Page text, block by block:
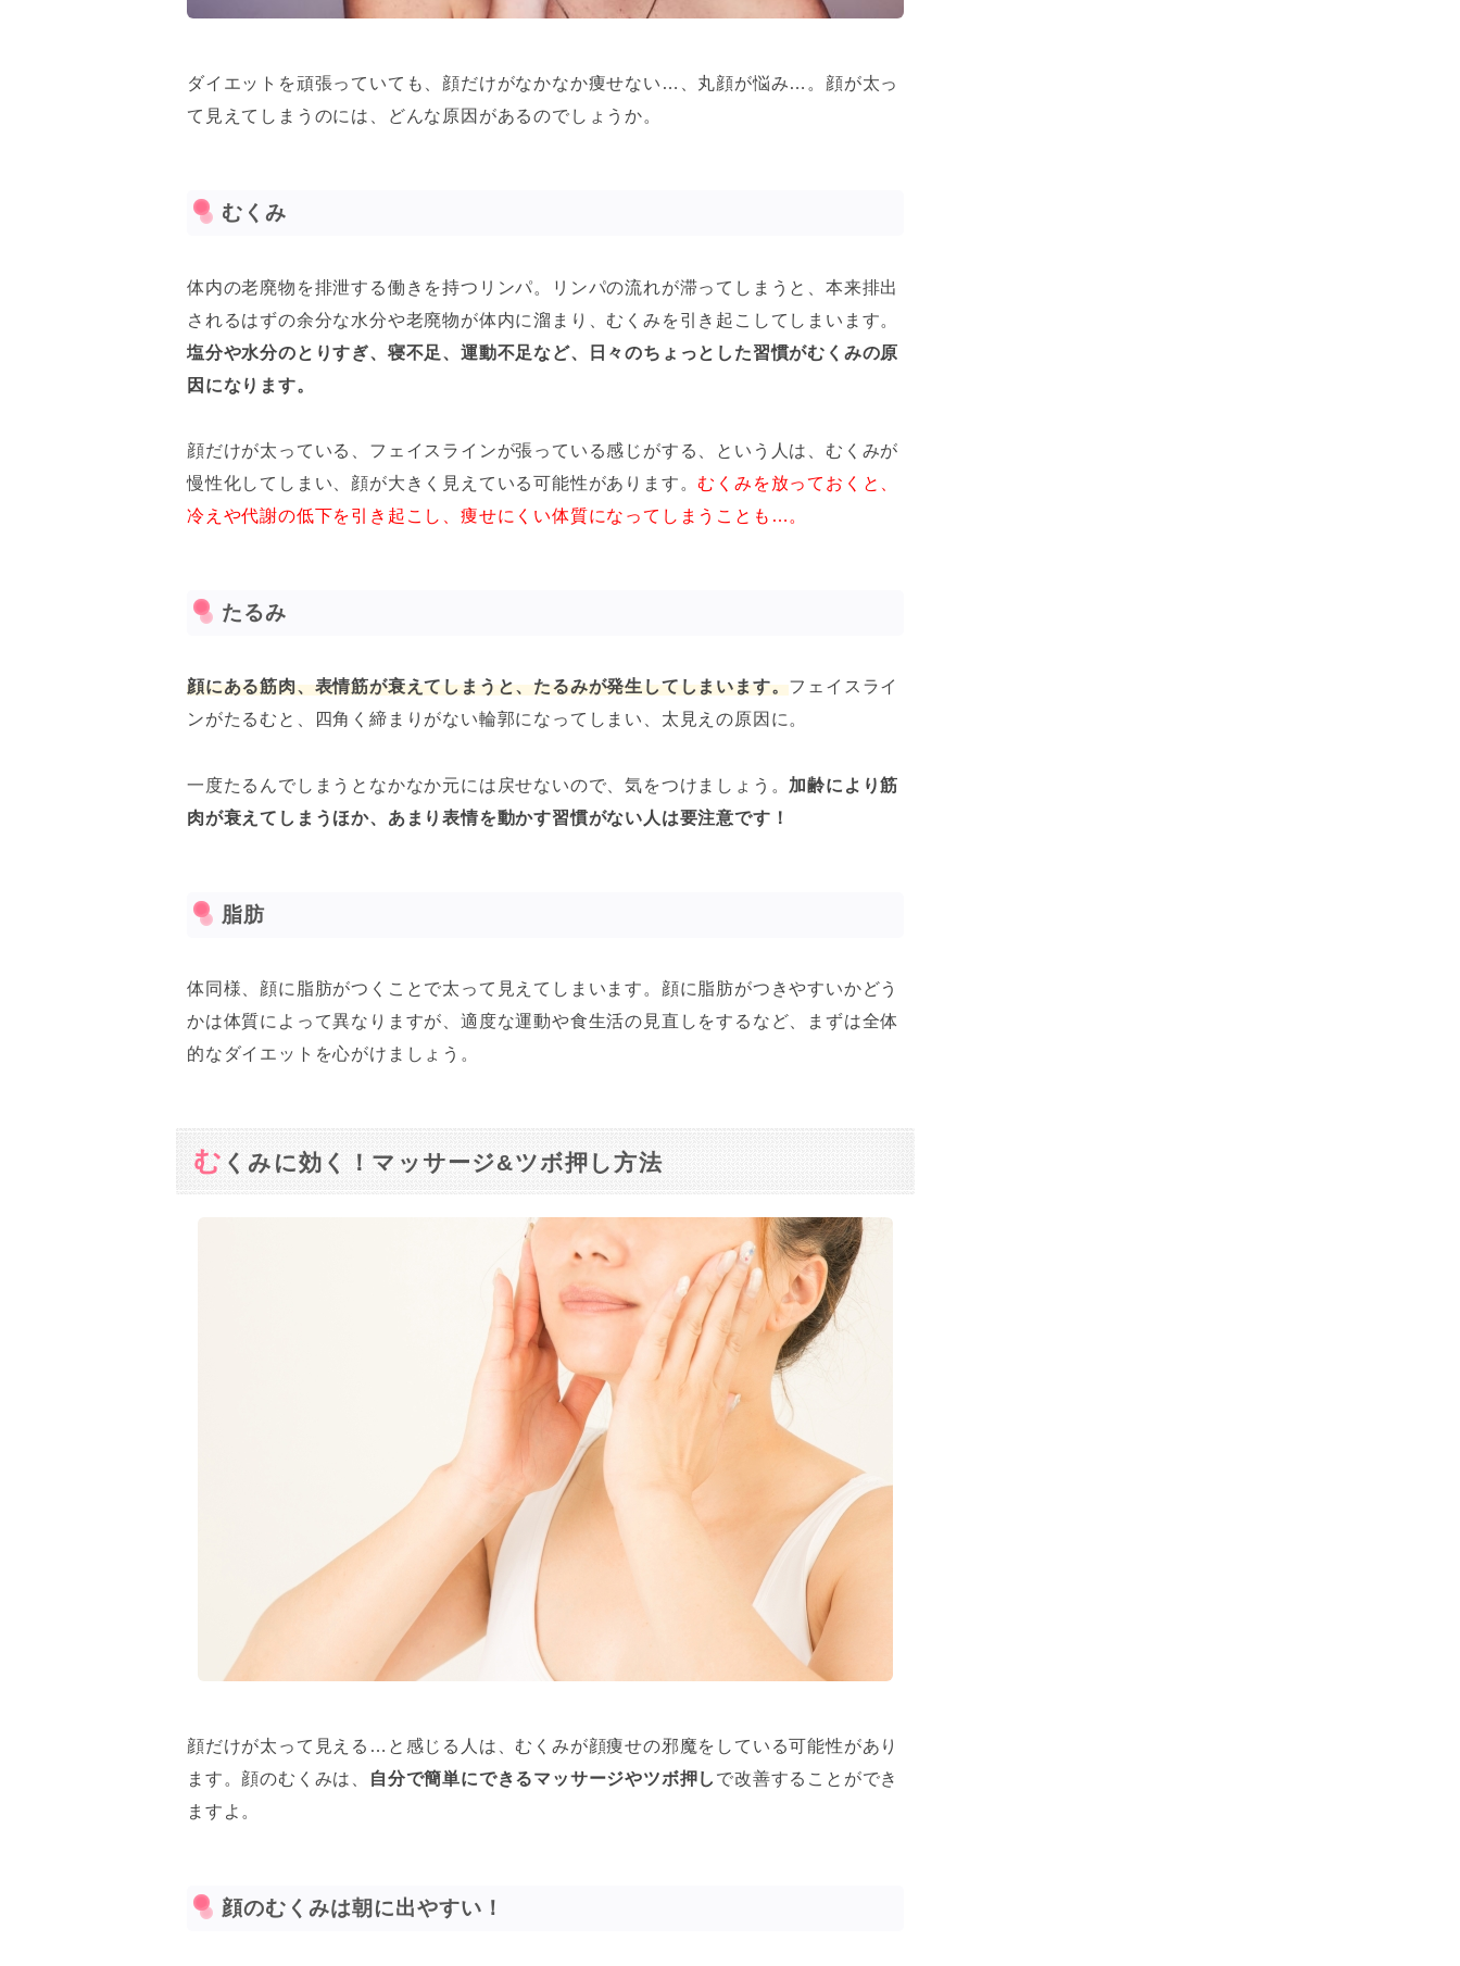
ダイエットを頑張っていても、顔だけがなかなか痩せない…、丸顔が悩み…。顔が太っ
て見えてしまうのには、どんな原因があるのでしょうか。
むくみ
体内の老廃物を排泄する働きを持つリンパ。リンパの流れが滞ってしまうと、本来排出
されるはずの余分な水分や老廃物が体内に溜まり、むくみを引き起こしてしまいます。
塩分や水分のとりすぎ、寝不足、運動不足など、日々のちょっとした習慣がむくみの原
因になります。
顔だけが太っている、フェイスラインが張っている感じがする、という人は、むくみが
慢性化してしまい、顔が大きく見えている可能性があります。むくみを放っておくと、
冷えや代謝の低下を引き起こし、痩せにくい体質になってしまうことも…。
たるみ
顔にある筋肉、表情筋が衰えてしまうと、たるみが発生してしまいます。フェイスライ
ンがたるむと、四角く締まりがない輪郭になってしまい、太見えの原因に。
一度たるんでしまうとなかなか元には戻せないので、気をつけましょう。 加齢により筋
肉が衰えてしまうほか、あまり表情を動かす習慣がない人は要注意です！
脂肪
体同様、顔に脂肪がつくことで太って見えてしまいます。顔に脂肪がつきやすいかどう
かは体質によって異なりますが、適度な運動や食生活の見直しをするなど、まずは全体
的なダイエットを心がけましょう。
む くみに効く！マッサージ&ツボ押し方法
顔だけが太って見える…と感じる人は、むくみが顔痩せの邪魔をしている可能性があり
ます。顔のむくみは、
自分で簡単にできるマッサージやツボ押し で改善することができ
ますよ。
顔のむくみは朝に出やすい！